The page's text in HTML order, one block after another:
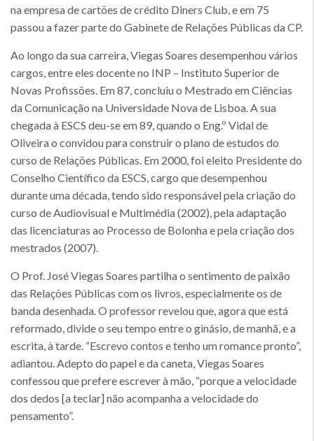
na empresa de cartões de crédito Diners Club, e em 75
passou a fazer parte do Gabinete de Relações Públicas da CP.
Ao longo da sua carreira, Viegas Soares desempenhou vários
cargos, entre eles docente no INP – Instituto Superior de
Novas Profissões. Em 87, concluiu o Mestrado em Ciências
da Comunicação na Universidade Nova de Lisboa. A sua
chegada à ESCS deu-se em 89, quando o Eng.º Vidal de
Oliveira o convidou para construir o plano de estudos do
curso de Relações Públicas. Em 2000, foi eleito Presidente do
Conselho Científico da ESCS, cargo que desempenhou
durante uma década, tendo sido responsável pela criação do
curso de Audiovisual e Multimédia (2002), pela adaptação
das licenciaturas ao Processo de Bolonha e pela criação dos
mestrados (2007).
O Prof. José Viegas Soares partilha o sentimento de paixão
das Relações Públicas com os livros, especialmente os de
banda desenhada. O professor revelou que, agora que está
reformado, divide o seu tempo entre o ginásio, de manhã, e a
escrita, à tarde. “Escrevo contos e tenho um romance pronto”,
adiantou. Adepto do papel e da caneta, Viegas Soares
confessou que prefere escrever à mão, “porque a velocidade
dos dedos [a teclar] não acompanha a velocidade do
pensamento”.